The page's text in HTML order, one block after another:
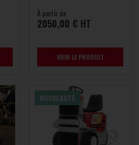
À partir de
2050,00 € HT
VOIR LE PRODUIT
NOUVEAUTÉ